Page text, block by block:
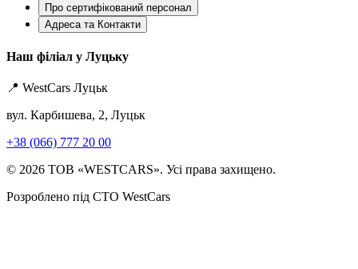
Про сертифікований персонал
Адреса та Контакти
Наш філіал у Луцьку
📍 WestCars Луцьк
вул. Карбишева, 2, Луцьк
+38 (066) 777 20 00
© 2026 ТОВ «WESTCARS». Усі права захищено.
Розроблено під СТО WestCars